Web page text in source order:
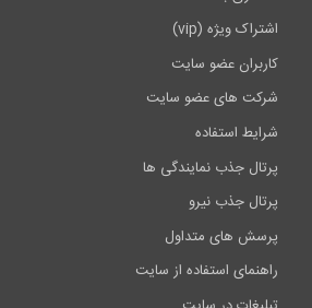
اشتراک ویژه (vip)
کاربران عضو سایت
شرکت های عضو سایت
شرایط استفاده
پرتال جذب نمایندگی ها
پرتال جذب نیرو
پرسش های متداول
راهنمای استفاده از سایت